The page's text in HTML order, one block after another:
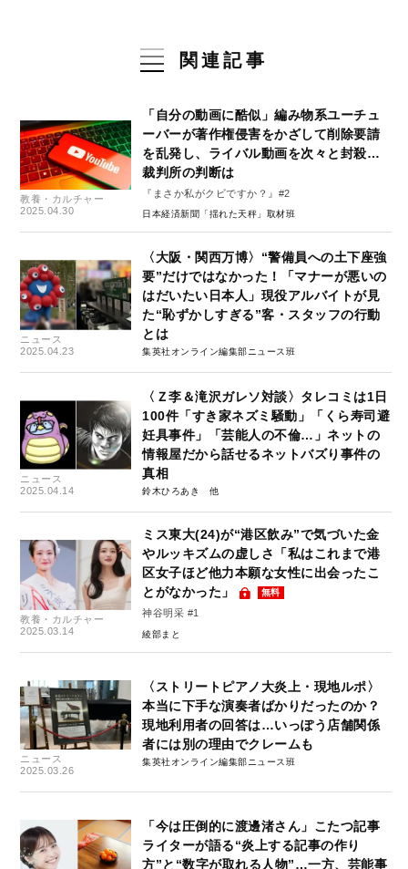
関連記事
教養・カルチャー
2025.04.30
「自分の動画に酷似」編み物系ユーチュ
ーバーが著作権侵害をかざして削除要請
を乱発し、ライバル動画を次々と封殺…
裁判所の判断は
『まさか私がクビですか？』#2
日本経済新聞「揺れた天秤」取材班
ニュース
2025.04.23
〈大阪・関西万博〉“警備員への土下座強
要”だけではなかった！「マナーが悪いの
はだいたい日本人」現役アルバイトが見
た“恥ずかしすぎる”客・スタッフの行動
とは
集英社オンライン編集部ニュース班
ニュース
2025.04.14
〈Ｚ李＆滝沢ガレソ対談〉タレコミは1日
100件「すき家ネズミ騒動」「くら寿司避
妊具事件」「芸能人の不倫…」ネットの
情報屋だから話せるネットバズり事件の
真相
鈴木ひろあき
教養・カルチャー
2025.03.14
ミス東大(24)が“港区飲み”で気づいた金
やルッキズムの虚しさ「私はこれまで港
区女子ほど他力本願な女性に出会ったこ
とがなかった」
無料
神谷明采 #1
綾部まと
ニュース
2025.03.26
〈ストリートピアノ大炎上・現地ルポ〉
本当に下手な演奏者ばかりだったのか？
現地利用者の回答は…いっぽう店舗関係
者には別の理由でクレームも
集英社オンライン編集部ニュース班
「今は圧倒的に渡邊渚さん」こたつ記事
ライターが語る“炎上する記事の作り
方”と“数字が取れる人物”…一方、芸能事